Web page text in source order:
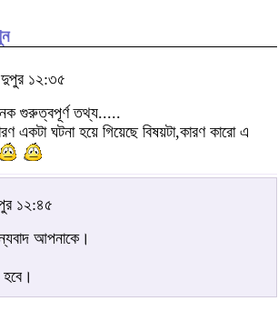
দুপুর ১২:৩৫
গুরুত্বপূর্ণ তথ্য.....
একটা ঘটনা হয়ে গিয়েছে বিষয়টা,কারণ কারো এ
১২:৪৫
আপনাকে।